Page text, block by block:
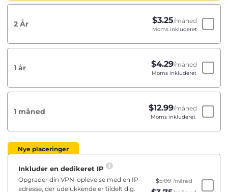
2 År $3.25/måned
Moms inkluderet
1 år $4.29/måned
Moms inkluderet
1 måned $12.99/måned
Moms inkluderet
Nye placeringer
Inkluder en dedikeret IP
Opgrader din VPN-oplevelse med en IP-
adresse, der udelukkende er tildelt dig.
$5.00 /måned